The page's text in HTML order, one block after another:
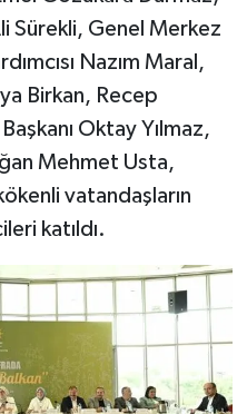
Sürekli, Genel Merkez
Nazım Maral,
Birkan, Recep
Oktay Yılmaz,
Mehmet Usta,
vatandaşların
katıldı.